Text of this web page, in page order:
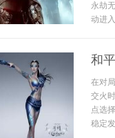
永劫
动进
和
在对
交火
点选
稳定